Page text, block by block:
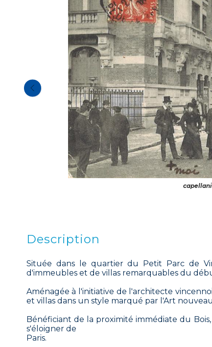
capellani
Description
Située dans le quartier du Petit Parc de
d'immeubles et de villas remarquables du
Aménagée à l'initiative de l'architecte
et villas dans un style marqué par l'Art
Bénéficiant de la proximité immédiate du
s'éloigner de
Paris.